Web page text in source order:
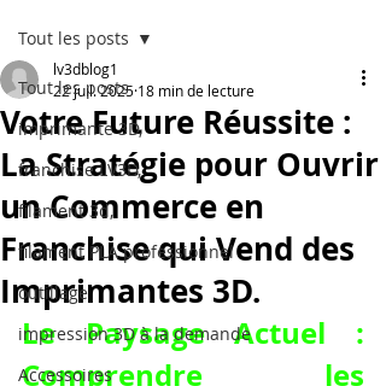
Tout les posts
imprimante 3D,
franchise LV3D,
filament 3d,
filament PLA professionnel
outillage
impression 3D à la demande
Accessoires
Tout les posts
Votre Future Réussite :
La Stratégie pour Ouvrir
un Commerce en
Franchise qui Vend des
Imprimantes 3D.
lv3dblog1
22 juil. 2025 18 min de lecture
Le Paysage Actuel :
Comprendre les